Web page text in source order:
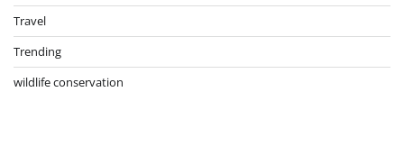
Travel
Trending
wildlife conservation